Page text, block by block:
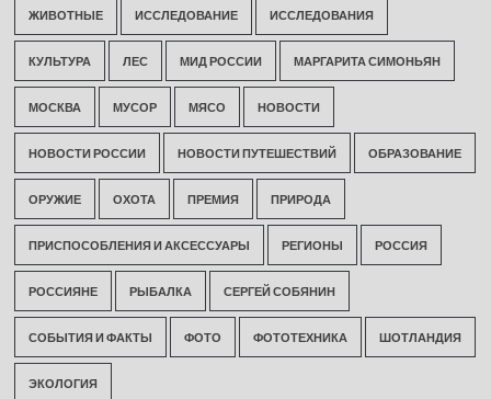
ЖИВОТНЫЕ ИССЛЕДОВАНИЕ ИССЛЕДОВАНИЯ
КУЛЬТУРА ЛЕС МИД РОССИИ МАРГАРИТА СИМОНЬЯН
МОСКВА МУСОР МЯСО НОВОСТИ
НОВОСТИ РОССИИ НОВОСТИ ПУТЕШЕСТВИЙ ОБРАЗОВАНИЕ
ОРУЖИЕ ОХОТА ПРЕМИЯ ПРИРОДА
ПРИСПОСОБЛЕНИЯ И АКСЕССУАРЫ РЕГИОНЫ РОССИЯ
РОССИЯНЕ РЫБАЛКА СЕРГЕЙ СОБЯНИН
СОБЫТИЯ И ФАКТЫ ФОТО ФОТОТЕХНИКА ШОТЛАНДИЯ
ЭКОЛОГИЯ